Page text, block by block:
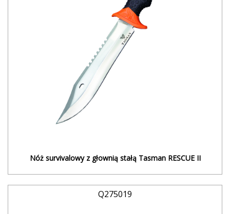
Nóż survivalowy z głownią stałą Tasman RESCUE II
Q275019